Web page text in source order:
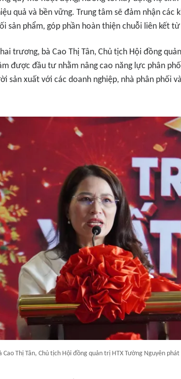
quả và bền vững. Trung tâm sẽ đảm nhận các
sản phẩm, góp phần hoàn thiện chuỗi liên kết
trương, bà Cao Thị Tân, Chủ tịch Hội đồng
được đầu tư nhằm nâng cao năng lực phân
sản xuất với các doanh nghiệp, nhà phân phối
Cao Thị Tân, Chủ tịch Hội đồng quản trị HTX Tường Nguyên